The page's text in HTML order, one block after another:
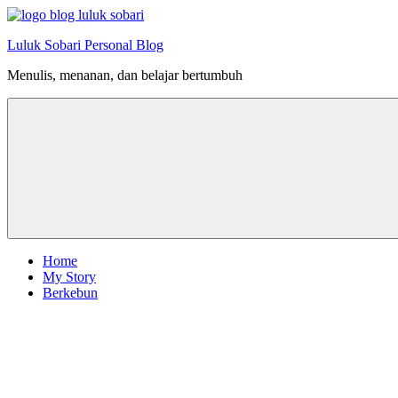
Skip
content
Luluk Sobari Personal Blog
Menulis, menanan, dan belajar bertumbuh
Home
My Story
Berkebun